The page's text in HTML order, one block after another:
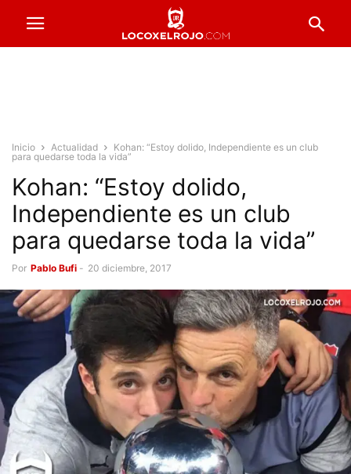
Inicio Actualidad
Kohan: “Estoy dolido, Independiente es un club
para quedarse toda la vida”
Kohan: “Estoy dolido,
Independiente es un club
para quedarse toda la vida”
Por Pablo Bufi - 20 diciembre, 2017